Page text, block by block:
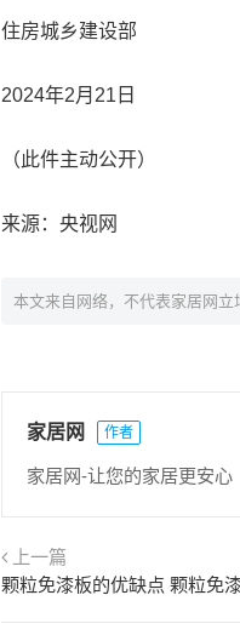
住房城乡建设部
2024年2月21日
（此件主动公开）
来源：央视网
本文来自网络，不代表家居网立
家居网 作者
家居网-让您的家居更安心
上一篇